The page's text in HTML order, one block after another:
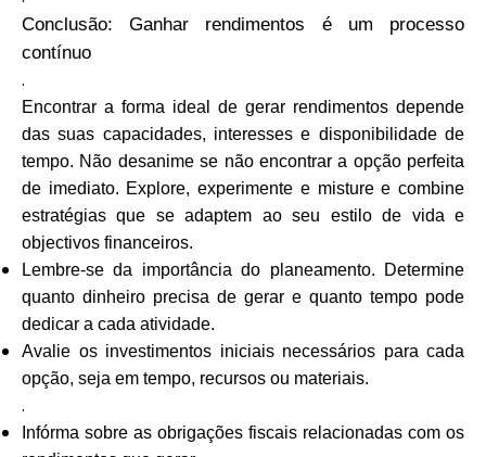
Conclusão: Ganhar rendimentos é um processo
contínuo
.
Encontrar a forma ideal de gerar rendimentos depende
das suas capacidades, interesses e disponibilidade de
tempo. Não desanime se não encontrar a opção perfeita
de imediato. Explore, experimente e misture e combine
estratégias que se adaptem ao seu estilo de vida e
objectivos financeiros.
Lembre-se da importância do planeamento. Determine
quanto dinheiro precisa de gerar e quanto tempo pode
dedicar a cada atividade.
Avalie os investimentos iniciais necessários para cada
opção, seja em tempo, recursos ou materiais.
.
Infórma sobre as obrigações fiscais relacionadas com os